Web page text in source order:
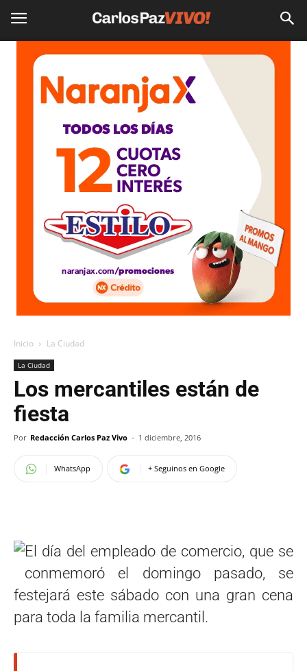
Inicio La Ciudad
La Ciudad
Los mercantiles están de
fiesta
Por Redacción Carlos Paz Vivo - 1 diciembre, 2016
WhatsApp + Seguinos en Google
El día del empleado de comercio, que se
conmemoró el domingo pasado, se
festejará este sábado con una gran cena
para toda la familia mercantil.